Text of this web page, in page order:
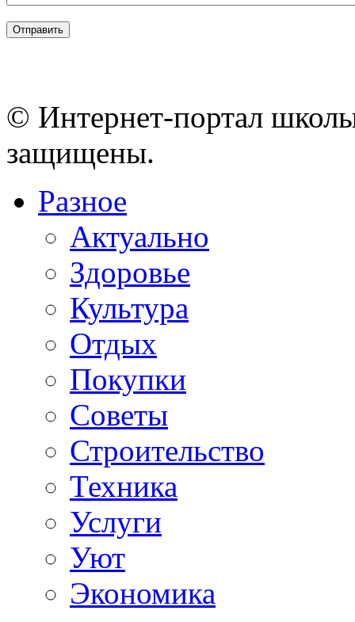
© Интернет-портал
защищены.
Разное
Актуально
Здоровье
Культура
Отдых
Покупки
Советы
Строительство
Техника
Услуги
Уют
Экономика